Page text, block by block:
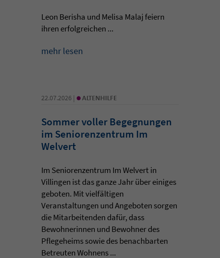
Leon Berisha und Melisa Malaj feiern
ihren erfolgreichen ...
mehr lesen
22.07.2026 | • ALTENHILFE
Sommer voller Begegnungen
im Seniorenzentrum Im
Welvert
Im Seniorenzentrum Im Welvert in
Villingen ist das ganze Jahr über einiges
geboten. Mit vielfältigen
Veranstaltungen und Angeboten sorgen
die Mitarbeitenden dafür, dass
Bewohnerinnen und Bewohner des
Pflegeheims sowie des benachbarten
Betreuten Wohnens ...